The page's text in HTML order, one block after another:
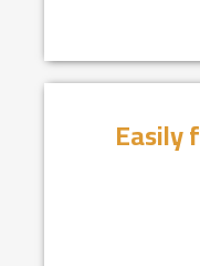
Easily